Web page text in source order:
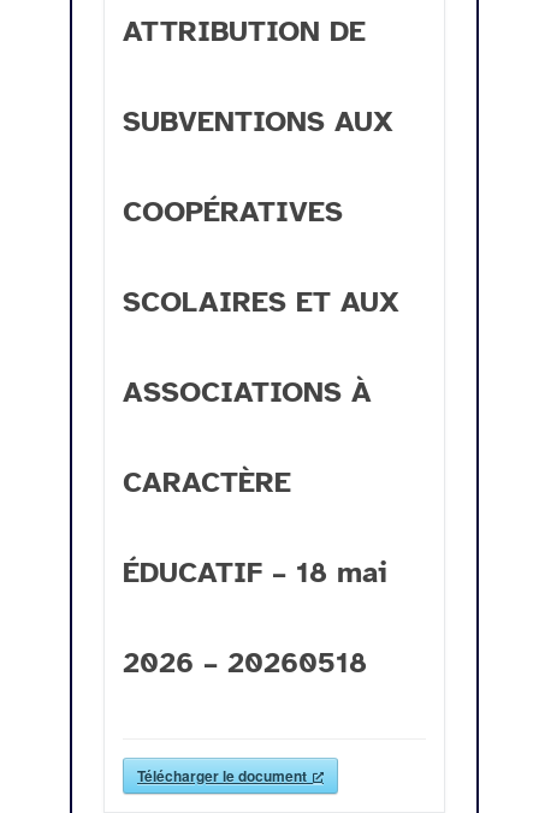
ATTRIBUTION DE
SUBVENTIONS AUX
COOPÉRATIVES
SCOLAIRES ET AUX
ASSOCIATIONS À
CARACTÈRE
ÉDUCATIF – 18 mai
2026 – 20260518
Télécharger le document